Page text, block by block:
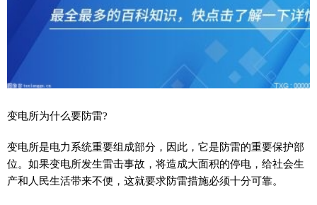
变电所为什么要防雷?
变电所是电力系统重要组成部分，因此，它是防雷的重要保护部
位。如果变电所发生雷击事故，将造成大面积的停电，给社会生
产和人民生活带来不便，这就要求防雷措施必须十分可靠。